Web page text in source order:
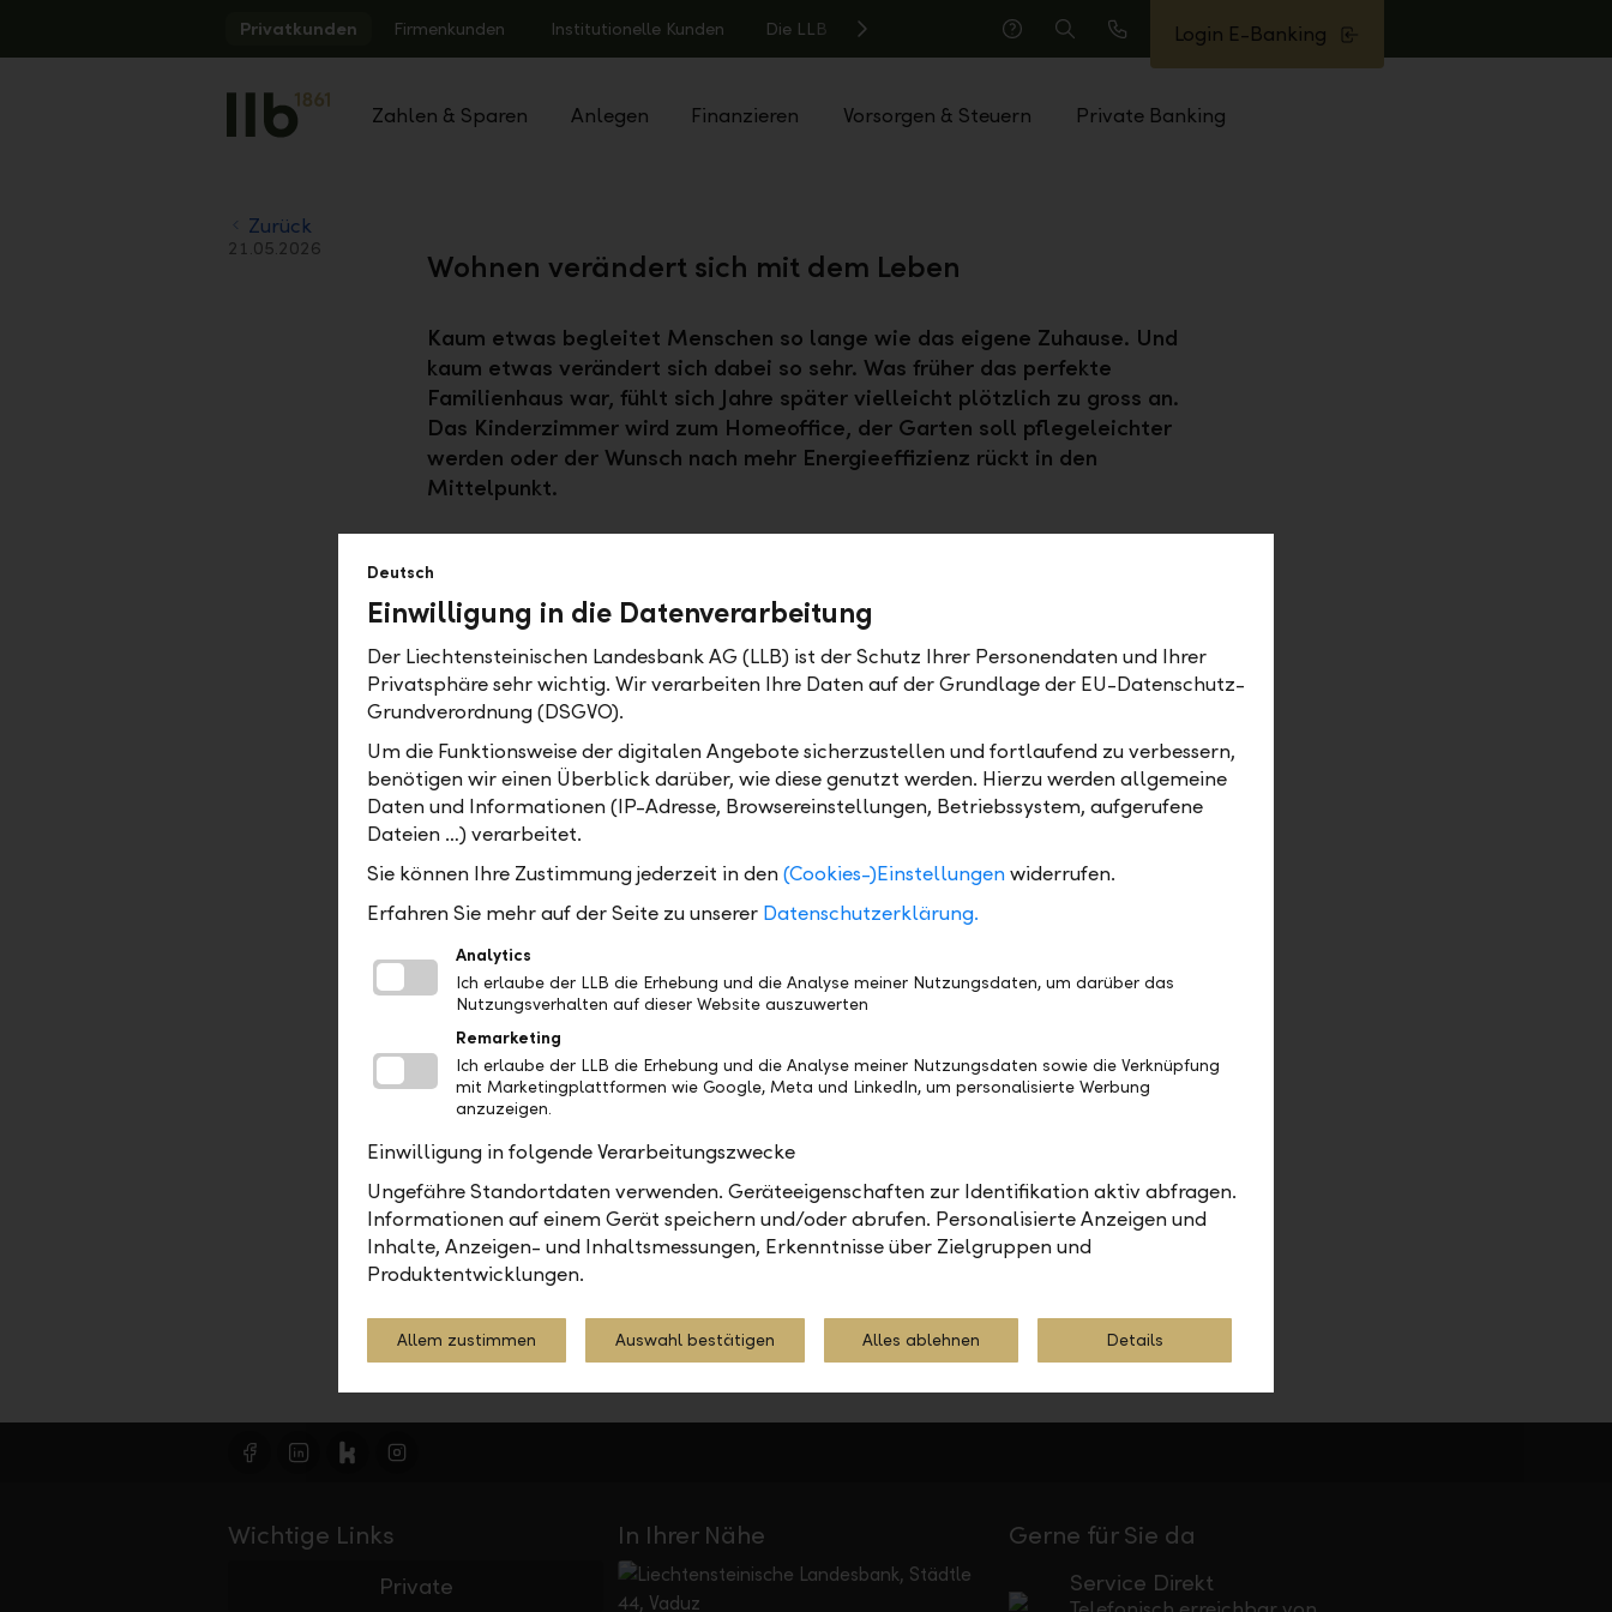
Privatkunden Firmenkunden Institutionelle Kunden Die LLB
Hilfe
Suche
Anrufen
Login E-Banking
Zahlen & Sparen Anlegen Finanzieren Vorsorgen & Steuern Private Banking
Zurück
21.05.2026 Wohnen verändert sich mit dem Leben
Kaum etwas begleitet Menschen so lange wie das eigene Zuhause. Und
kaum etwas verändert sich dabei so sehr. Was früher das perfekte
Familienhaus war, fühlt sich Jahre später vielleicht plötzlich zu gross an.
Das Kinderzimmer wird zum Homeoffice, der Garten soll pflegeleichter
werden oder der Wunsch nach mehr Energieeffizienz rückt in den
Mittelpunkt.
Mit dem Leben verändern sich auch die Ansprüche an das Wohnen. Rund
um Wohneigentum entstehen deshalb immer wieder neue Fragen. Lohnt
sich ein Umbau? Ist jetzt der richtige Zeitpunkt für eine Renovierung? Oder
wäre eine energetische Sanierung langfristig die bessere Lösung? Dabei
geht es weniger um Trends als um Lebensqualität und die Frage, wie man
künftig wohnen und leben möchte.
Wer sich frühzeitig mit den eigenen Möglichkeiten auseinandersetzt,
schafft sich wertvollen Spielraum. Denn häufig eröffnet erst eine
passende Finanzierung die Freiheit, Ideen konkret werden zu lassen. Nicht
alles muss sofort entschieden werden. Aber vieles lässt sich entspannter
planen, wenn man seine Optionen kennt.
Weitere Informationen erhalten Sie online unter
telefonisch unter +423 236 93 30.
Finanzieren
Teilen Drucken
Gerne für Sie da
Service Direkt
In Ihrer Nähe
Wichtige Links
Private
Deutsch
Einwilligung in die Datenverarbeitung
Der Liechtensteinischen Landesbank AG (LLB) ist der Schutz Ihrer Personendaten und Ihrer
Privatsphäre sehr wichtig. Wir verarbeiten Ihre Daten auf der Grundlage der EU-Datenschutz-
Grundverordnung (DSGVO).
Um die Funktionsweise der digitalen Angebote sicherzustellen und fortlaufend zu verbessern,
benötigen wir einen Überblick darüber, wie diese genutzt werden. Hierzu werden allgemeine
Daten und Informationen (IP-Adresse, Browsereinstellungen, Betriebssystem, aufgerufene
Dateien …) verarbeitet.
Sie können Ihre Zustimmung jederzeit in den(Cookies-)Einstellungenwiderrufen.
Erfahren Sie mehr auf der Seite zu unserer Datenschutzerklärung.
Analytics
Ich erlaube der LLB die Erhebung und die Analyse meiner Nutzungsdaten, um darüber das
Nutzungsverhalten auf dieser Website auszuwerten
Remarketing
Ich erlaube der LLB die Erhebung und die Analyse meiner Nutzungsdaten sowie die Verknüpfung
mit Marketingplattformen wie Google, Meta und LinkedIn, um personalisierte Werbung
anzuzeigen.
Einwilligung in folgende Verarbeitungszwecke
Ungefähre Standortdaten verwenden. Geräteeigenschaften zur Identifikation aktiv abfragen.
Informationen auf einem Gerät speichern und/oder abrufen. Personalisierte Anzeigen und
Inhalte, Anzeigen- und Inhaltsmessungen, Erkenntnisse über Zielgruppen und
Produktentwicklungen.
Allem zustimmen Auswahl bestätigen Alles ablehnen Details